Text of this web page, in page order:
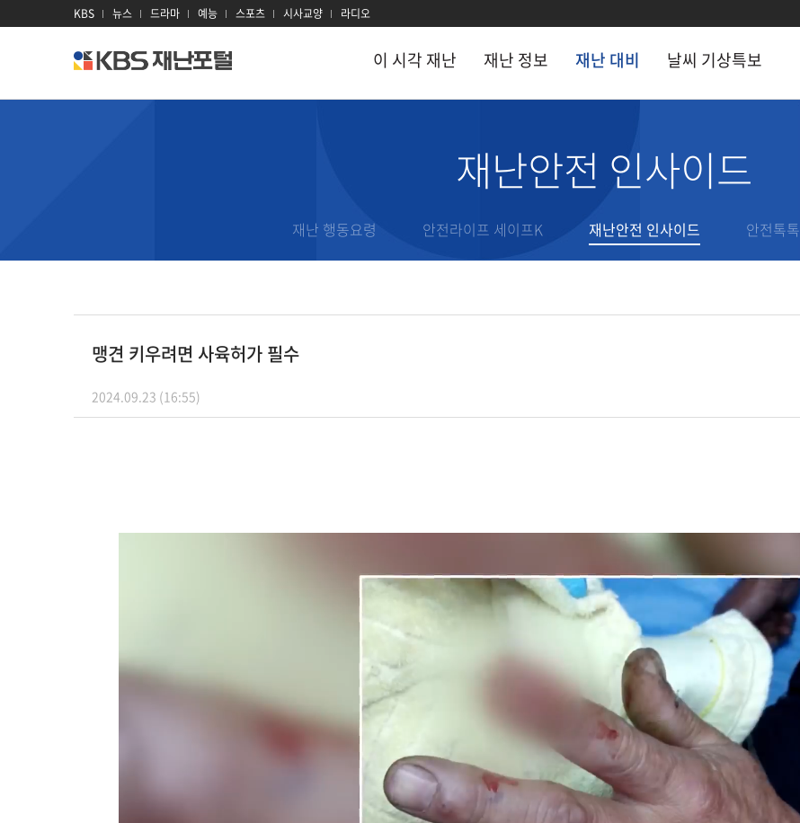
KBS 뉴스 드라마 예능 스포츠 시사교양 라디오
kbs
재
이 시각 재난 재난 정보 재난 대비 날씨 기상특보
호우
산사태
폭염
감염병
전력
방사선
이 시각 현장CCTV
재난문자
과거 재난기록
재난 행동요령
안전라이프 세이프K
재난안전 인사이드
재난안전 인사이드
재난 행동요령 안전라이프 세이프K 재난안전 인사이드 안전톡톡
맹견 키우려면 사육허가 필수
2024.09.23 (16:55)